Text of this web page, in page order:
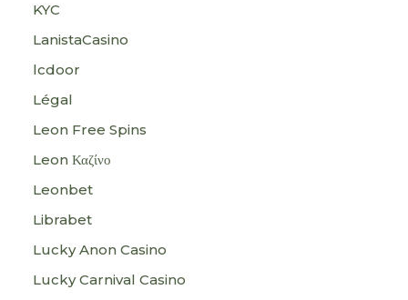
KYC
LanistaCasino
lcdoor
Légal
Leon Free Spins
Leon Καζίνο
Leonbet
Librabet
Lucky Anon Casino
Lucky Carnival Casino